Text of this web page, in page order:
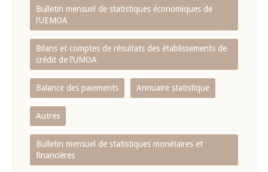
Bulletin mensuel de statistiques économiques de
l‘UEMOA
Bilans et comptes de résultats des établissements de
crédit de l‘UMOA
Balance des paiements Annuaire statistique
Autres
Bulletin mensuel de statistiques monétaires et
financières